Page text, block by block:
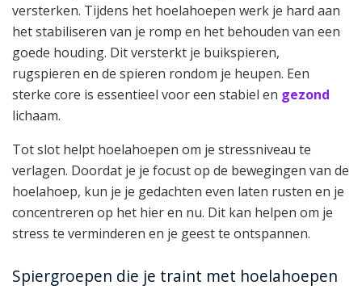
versterken. Tijdens het hoelahoepen werk je hard aan
het stabiliseren van je romp en het behouden van een
goede houding. Dit versterkt je buikspieren,
rugspieren en de spieren rondom je heupen. Een
sterke core is essentieel voor een stabiel en gezond
lichaam.
Tot slot helpt hoelahoepen om je stressniveau te
verlagen. Doordat je je focust op de bewegingen van de
hoelahoep, kun je je gedachten even laten rusten en je
concentreren op het hier en nu. Dit kan helpen om je
stress te verminderen en je geest te ontspannen.
Spiergroepen die je traint met hoelahoepen